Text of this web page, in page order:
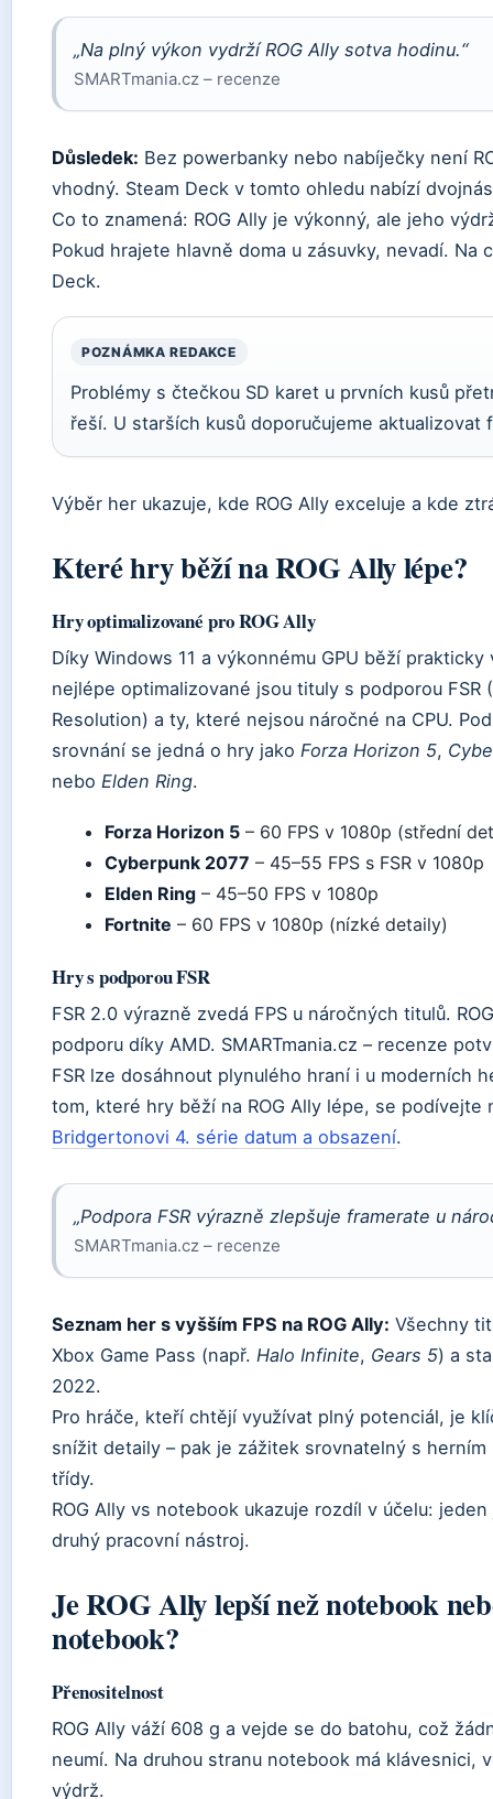
„Na plný výkon vydrží ROG Ally sotva hodinu.“
SMARTmania.cz – recenze
Důsledek: Bez powerbanky nebo nabíječky není
vhodný. Steam Deck v tomto ohledu nabízí
Co to znamená: ROG Ally je výkonný, ale jeho
Pokud hrajete hlavně doma u zásuvky, nevadí. Na
Deck.
POZNÁMKA REDAKCE
Problémy s čtečkou SD karet u prvních kusů
řeší. U starších kusů doporučujeme aktualizovat
Výběr her ukazuje, kde ROG Ally exceluje a kde
Které hry běží na ROG Ally lépe?
Hry optimalizované pro ROG Ally
Díky Windows 11 a výkonnému GPU běží
nejlépe optimalizované jsou tituly s podporou FSR
Resolution) a ty, které nejsou náročné na CPU.
srovnání se jedná o hry jako Forza Horizon 5,
nebo Elden Ring.
Forza Horizon 5 – 60 FPS v 1080p (střední
Cyberpunk 2077 – 45–55 FPS s FSR v 1080p
Elden Ring – 45–50 FPS v 1080p
Fortnite – 60 FPS v 1080p (nízké detaily)
Hry s podporou FSR
FSR 2.0 výrazně zvedá FPS u náročných titulů.
podporu díky AMD. SMARTmania.cz – recenze
FSR lze dosáhnout plynulého hraní i u moderních
tom, které hry běží na ROG Ally lépe, se podívejte
Bridgertonovi 4. série datum a obsazení.
„Podpora FSR výrazně zlepšuje framerate u
SMARTmania.cz – recenze
Seznam her s vyšším FPS na ROG Ally: Všechny
Xbox Game Pass (např. Halo Infinite, Gears 5) a
2022.
Pro hráče, kteří chtějí využívat plný potenciál, je
snížit detaily – pak je zážitek srovnatelný s
třídy.
ROG Ally vs notebook ukazuje rozdíl v účelu:
druhý pracovní nástroj.
Je ROG Ally lepší než notebook
notebook?
Přenositelnost
ROG Ally váží 608 g a vejde se do batohu, což
neumí. Na druhou stranu notebook má klávesnici,
výdrž.